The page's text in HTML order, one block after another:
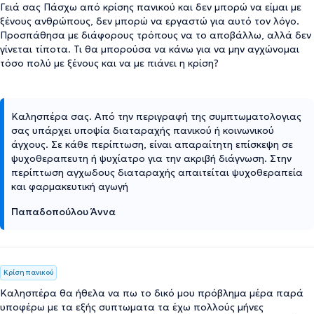
Γειά σας Πάσχω από κρίσης πανικού και δεν μπορώ να είμαι με
ξένους ανθρώπους, δεν μπορώ να εργαστώ για αυτό τον λόγο.
Προσπάθησα με διάφορους τρόπους να το αποβάλλω, αλλά δεν
γίνεται τίποτα. Τι θα μπορούσα να κάνω για να μην αγχώνομαι
τόσο πολύ με ξένους και να με πιάνει η κρίση?
Καλησπέρα σας. Από την περιγραφή της συμπτωματολογιας
σας υπάρχει υποψία διαταραχής πανικού ή κοινωνικού
άγχους. Σε κάθε περίπτωση, είναι απαραίτητη επίσκεψη σε
ψυχοθεραπευτη ή ψυχίατρο για την ακριβή διάγνωση. Στην
περίπτωση αγχωδους διαταραχής απαιτείται ψυχοθεραπεία
και φαρμακευτική αγωγή
Παπαδοπούλου Άννα
Κρίση πανικού
Καλησπέρα θα ήθελα να πω το δικό μου πρόβλημα μέρα παρά
υποφέρω με τα εξής συπτωματα τα έχω πολλούς μήνες